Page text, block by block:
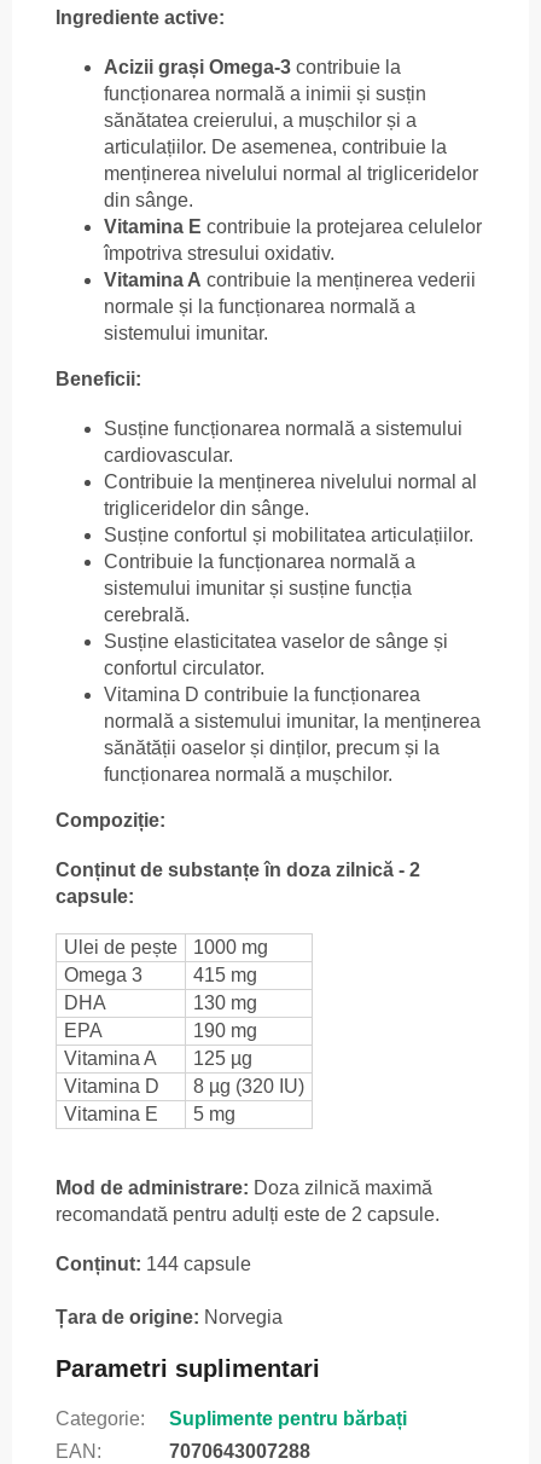
Ingrediente active:
Acizii grași Omega-3 contribuie la
funcționarea normală a inimii și susțin
sănătatea creierului, a mușchilor și a
articulațiilor. De asemenea, contribuie la
menținerea nivelului normal al trigliceridelor
din sânge.
Vitamina E contribuie la protejarea celulelor
împotriva stresului oxidativ.
Vitamina A contribuie la menținerea vederii
normale și la funcționarea normală a
sistemului imunitar.
Beneficii:
Susține funcționarea normală a sistemului
cardiovascular.
Contribuie la menținerea nivelului normal al
trigliceridelor din sânge.
Susține confortul și mobilitatea articulațiilor.
Contribuie la funcționarea normală a
sistemului imunitar și susține funcția
cerebrală.
Susține elasticitatea vaselor de sânge și
confortul circulator.
Vitamina D contribuie la funcționarea
normală a sistemului imunitar, la menținerea
sănătății oaselor și dinților, precum și la
funcționarea normală a mușchilor.
Compoziție:
Conținut de substanțe în doza zilnică - 2
capsule:
Ulei de pește
1000 mg
Omega 3
415 mg
DHA
130 mg
EPA
190 mg
Vitamina A
125 µg
Vitamina D
8 µg (320 IU)
Vitamina E
5 mg
Mod de administrare: Doza zilnică maximă
recomandată pentru adulți este de 2 capsule.
Conținut: 144 capsule
Țara de origine: Norvegia
Parametri suplimentari
Categorie:
Suplimente pentru bărbați
EAN : 7070643007288